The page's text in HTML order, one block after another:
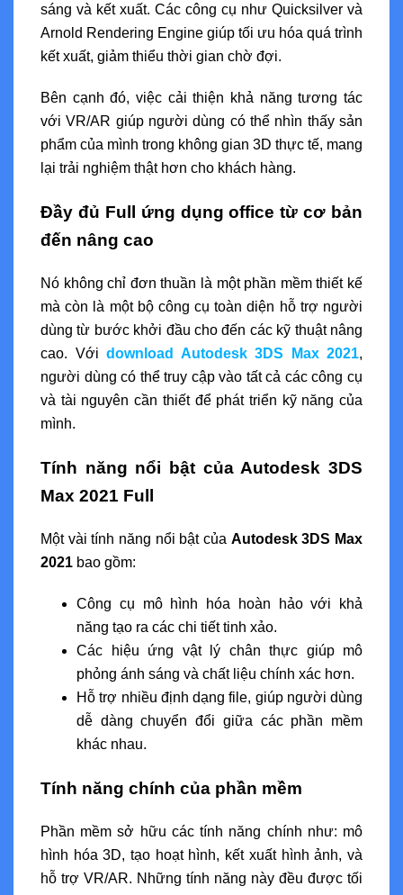
sáng và kết xuất. Các công cụ như Quicksilver và
Arnold Rendering Engine giúp tối ưu hóa quá trình
kết xuất, giảm thiểu thời gian chờ đợi.
Bên cạnh đó, việc cải thiện khả năng tương tác
với VR/AR giúp người dùng có thể nhìn thấy sản
phẩm của mình trong không gian 3D thực tế, mang
lại trải nghiệm thật hơn cho khách hàng.
Đầy đủ Full ứng dụng office từ cơ bản
đến nâng cao
Nó không chỉ đơn thuần là một phần mềm thiết kế
mà còn là một bộ công cụ toàn diện hỗ trợ người
dùng từ bước khởi đầu cho đến các kỹ thuật nâng
cao. Với download Autodesk 3DS Max 2021,
người dùng có thể truy cập vào tất cả các công cụ
và tài nguyên cần thiết để phát triển kỹ năng của
mình.
Tính năng nổi bật của Autodesk 3DS
Max 2021 Full
Một vài tính năng nổi bật của Autodesk 3DS Max
2021 bao gồm:
Công cụ mô hình hóa hoàn hảo với khả
năng tạo ra các chi tiết tinh xảo.
Các hiệu ứng vật lý chân thực giúp mô
phỏng ánh sáng và chất liệu chính xác hơn.
Hỗ trợ nhiều định dạng file, giúp người dùng
dễ dàng chuyển đổi giữa các phần mềm
khác nhau.
Tính năng chính của phần mềm
Phần mềm sở hữu các tính năng chính như: mô
hình hóa 3D, tạo hoạt hình, kết xuất hình ảnh, và
hỗ trợ VR/AR. Những tính năng này đều được tối